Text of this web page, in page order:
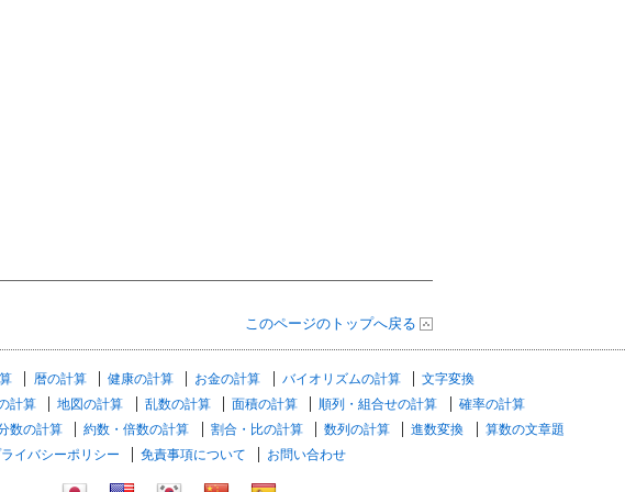
このページのトップへ戻る
暦の計算 健康の計算 お金の計算 バイオリズムの計算
文字変換
計算 地図の計算 乱数の計算 面積の計算 順列・組合せの計算
確率の計算
数の計算 約数・倍数の計算 割合・比の計算 数列の計算 進数変換
算数の文章題
イバシーポリシー
免責事項について お問い合わせ